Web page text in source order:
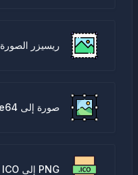
ريسيزر الصورة
صورة إلى Base64
PNG إلى ICO